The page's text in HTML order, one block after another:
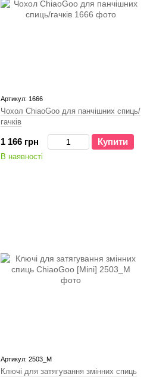
Артикул: 1666
Чохол ChiaoGoo для панчішних спиць/
гачків
1 166 грн Купити
В наявності
Артикул: 2503_M
Ключі для затягування змінних спиць